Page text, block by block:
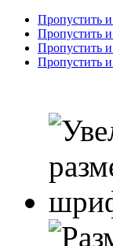
Пропустить
Пропустить
Пропустить
Пропустить